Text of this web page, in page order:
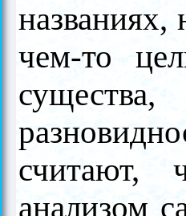
названиях,
чем-то
считают,
анализом